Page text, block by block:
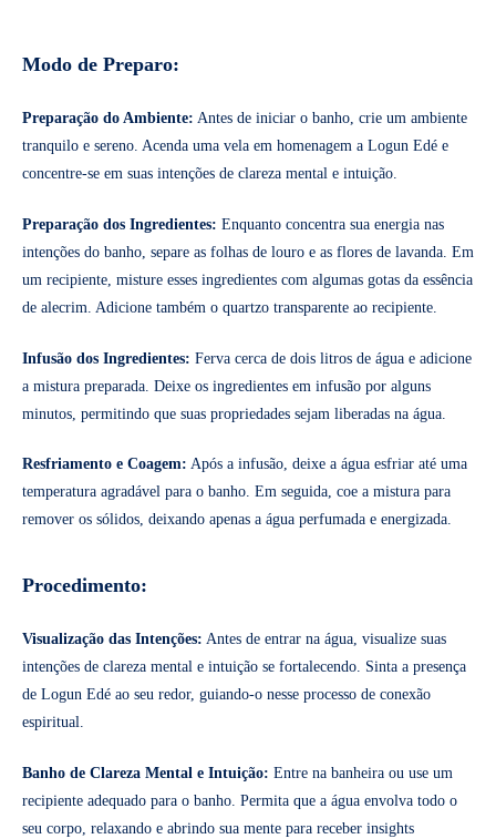
Modo de Preparo:
Preparação do Ambiente: Antes de iniciar o banho, crie um ambiente
tranquilo e sereno. Acenda uma vela em homenagem a Logun Edé e
concentre-se em suas intenções de clareza mental e intuição.
Preparação dos Ingredientes: Enquanto concentra sua energia nas
intenções do banho, separe as folhas de louro e as flores de lavanda. Em
um recipiente, misture esses ingredientes com algumas gotas da essência
de alecrim. Adicione também o quartzo transparente ao recipiente.
Infusão dos Ingredientes: Ferva cerca de dois litros de água e adicione
a mistura preparada. Deixe os ingredientes em infusão por alguns
minutos, permitindo que suas propriedades sejam liberadas na água.
Resfriamento e Coagem: Após a infusão, deixe a água esfriar até uma
temperatura agradável para o banho. Em seguida, coe a mistura para
remover os sólidos, deixando apenas a água perfumada e energizada.
Procedimento:
Visualização das Intenções: Antes de entrar na água, visualize suas
intenções de clareza mental e intuição se fortalecendo. Sinta a presença
de Logun Edé ao seu redor, guiando-o nesse processo de conexão
espiritual.
Banho de Clareza Mental e Intuição: Entre na banheira ou use um
recipiente adequado para o banho. Permita que a água envolva todo o
seu corpo, relaxando e abrindo sua mente para receber insights